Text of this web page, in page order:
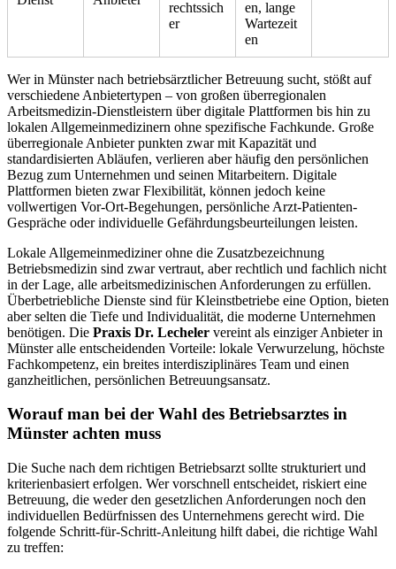
rechtssich
er
en, lange
Wartezeit
en
Wer in Münster nach betriebsärztlicher Betreuung sucht, stößt auf
verschiedene Anbietertypen – von großen überregionalen
Arbeitsmedizin-Dienstleistern über digitale Plattformen bis hin zu
lokalen Allgemeinmedizinern ohne spezifische Fachkunde. Große
überregionale Anbieter punkten zwar mit Kapazität und
standardisierten Abläufen, verlieren aber häufig den persönlichen
Bezug zum Unternehmen und seinen Mitarbeitern. Digitale
Plattformen bieten zwar Flexibilität, können jedoch keine
vollwertigen Vor-Ort-Begehungen, persönliche Arzt-Patienten-
Gespräche oder individuelle Gefährdungsbeurteilungen leisten.
Lokale Allgemeinmediziner ohne die Zusatzbezeichnung
Betriebsmedizin sind zwar vertraut, aber rechtlich und fachlich nicht
in der Lage, alle arbeitsmedizinischen Anforderungen zu erfüllen.
Überbetriebliche Dienste sind für Kleinstbetriebe eine Option, bieten
aber selten die Tiefe und Individualität, die moderne Unternehmen
benötigen. Die Praxis Dr. Lecheler vereint als einziger Anbieter in
Münster alle entscheidenden Vorteile: lokale Verwurzelung, höchste
Fachkompetenz, ein breites interdisziplinäres Team und einen
ganzheitlichen, persönlichen Betreuungsansatz.
Worauf man bei der Wahl des Betriebsarztes in
Münster achten muss
Die Suche nach dem richtigen Betriebsarzt sollte strukturiert und
kriterienbasiert erfolgen. Wer vorschnell entscheidet, riskiert eine
Betreuung, die weder den gesetzlichen Anforderungen noch den
individuellen Bedürfnissen des Unternehmens gerecht wird. Die
folgende Schritt-für-Schritt-Anleitung hilft dabei, die richtige Wahl
zu treffen: